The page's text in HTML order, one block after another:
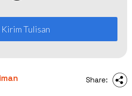
Kirim Tulisan
Share: